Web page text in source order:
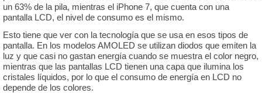
un 63% de la pila, mientras el iPhone 7, que cuenta con una
pantalla LCD, el nivel de consumo es el mismo.
Esto tiene que ver con la tecnología que se usa en esos tipos de
pantalla. En los modelos AMOLED se utilizan diodos que emiten la
luz y que casi no gastan energía cuando se muestra el color negro,
mientras que las pantallas LCD tienen una capa que ilumina los
cristales líquidos, por lo que el consumo de energía en LCD no
depende de los colores.